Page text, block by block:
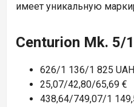
имеет уникальную
Centurion Mk. 5/
626/1 136/1 825 UAH
25,07/42,80/65,69 €
438,64/749,07/1